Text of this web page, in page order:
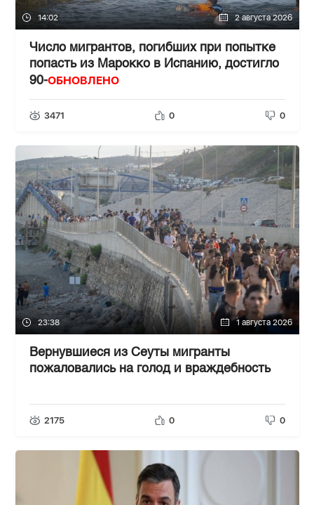
14:02 2 августа 2026
Число мигрантов, погибших при попытке
попасть из Марокко в Испанию, достигло
90-ОБНОВЛЕНО
3471 0 0
23:38 1 августа 2026
Вернувшиеся из Сеуты мигранты
пожаловались на голод и враждебность
2175 0 0